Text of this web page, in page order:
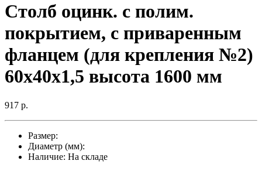
Столб оцинк. с полим.
покрытием, с приваренным
фланцем (для крепления №2)
60х40х1,5 высота 1600 мм
917 р.
Размер:
Диаметр (мм):
Наличие: На складе